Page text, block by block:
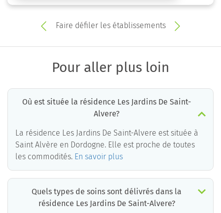
Faire défiler les établissements
Pour aller plus loin
Où est située la résidence Les Jardins De Saint-
Alvere?
La résidence Les Jardins De Saint-Alvere est située à
Saint Alvère en Dordogne. Elle est proche de toutes
les commodités. En savoir plus
Quels types de soins sont délivrés dans la
résidence Les Jardins De Saint-Alvere?